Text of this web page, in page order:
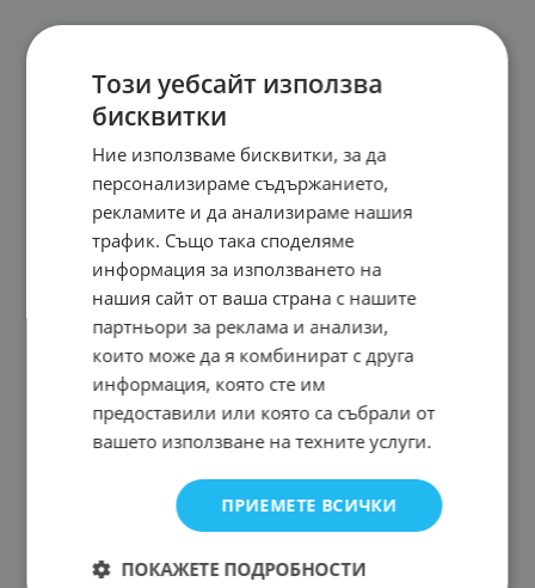
Този уебсайт използва
бисквитки
Ние използваме бисквитки, за да
персонализираме съдържанието,
рекламите и да анализираме нашия
трафик. Също така споделяме
информация за използването на
нашия сайт от ваша страна с нашите
партньори за реклама и анализи,
които може да я комбинират с друга
информация, която сте им
предоставили или която са събрали от
вашето използване на техните услуги.
ПРИЕМЕТЕ ВСИЧКИ
ПОКАЖЕТЕ ПОДРОБНОСТИ